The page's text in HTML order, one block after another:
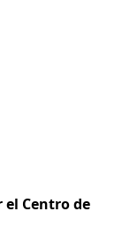
Centro de